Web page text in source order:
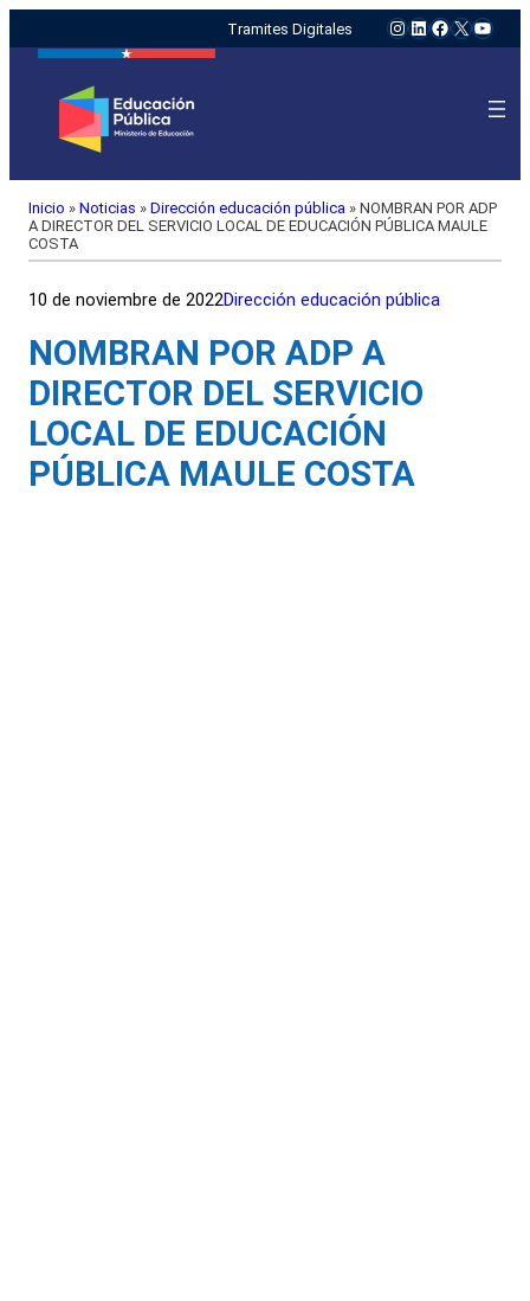
Tramites Digitales Instagram
LinkedIn
Facebook
X
Inicio » Noticias » Dirección educación pública » NOMBRAN POR ADP
A DIRECTOR DEL SERVICIO LOCAL DE EDUCACIÓN PÚBLICA MAULE
COSTA
10 de noviembre de 2022Dirección educación pública
NOMBRAN POR ADP A
DIRECTOR DEL SERVICIO
LOCAL DE EDUCACIÓN
PÚBLICA MAULE COSTA